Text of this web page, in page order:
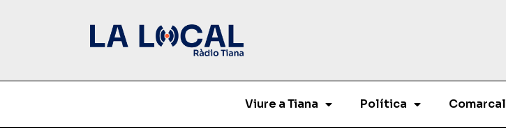
Viure a Tiana Política Comarcal